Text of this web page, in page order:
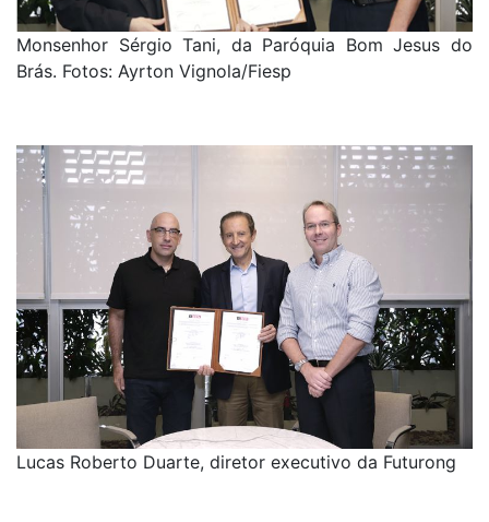
Monsenhor Sérgio Tani, da Paróquia Bom Jesus do
Brás. Fotos: Ayrton Vignola/Fiesp
Lucas Roberto Duarte, diretor executivo da Futurong